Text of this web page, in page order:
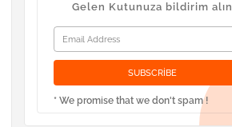
Gelen Kutunuza bildirim alın
* We promise that we don't spam !